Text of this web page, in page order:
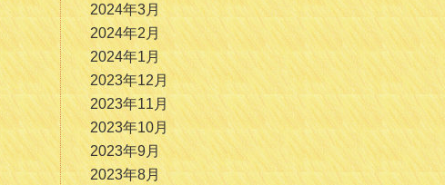
2024年3月
2024年2月
2024年1月
2023年12月
2023年11月
2023年10月
2023年9月
2023年8月